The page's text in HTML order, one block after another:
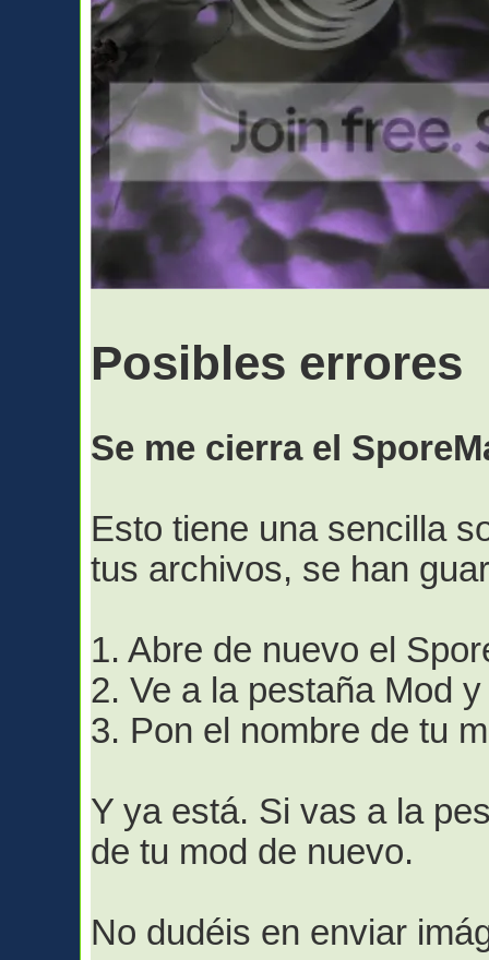
Posibles errores
Se me cierra el
Esto tiene una sencilla
tus archivos, se han
1. Abre de nuevo el
2. Ve a la pestaña Mod
3. Pon el nombre de tu
Y ya está. Si vas a la
de tu mod de nuevo.
No dudéis en enviar